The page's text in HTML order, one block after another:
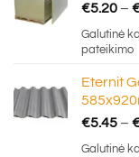
€5.20 –
Galutinė
pateikimo
Eternit
€5.45 –
Galutinė